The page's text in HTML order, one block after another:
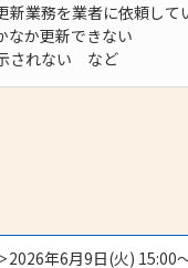
新業務を業者に依頼して
なか更新できない
されない など
2026年6月9日(火) 15:00